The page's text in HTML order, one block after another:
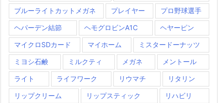
ブルーライトカットメガネ プレイヤー プロ野球選手
ヘパーデン結節 ヘモグロビンA1C ヘヤーピン
マイクロSDカード マイホーム ミスタードーナッツ
ミヨシ石鹸 ミルクティ メガネ メントール
ライト ライフワーク リウマチ リタリン
リップクリーム リップスティック リハビリ